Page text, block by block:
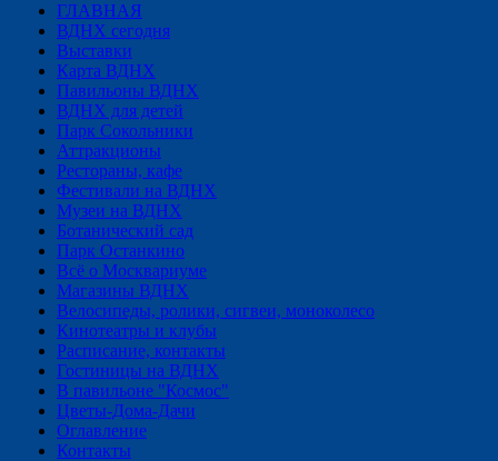
ГЛАВНАЯ
ВДНХ сегодня
Выставки
Карта ВДНХ
Павильоны ВДНХ
ВДНХ для детей
Парк Сокольники
Аттракционы
Рестораны, кафе
Фестивали на ВДНХ
Музеи на ВДНХ
Ботанический сад
Парк Останкино
Всё о Москвариуме
Магазины ВДНХ
Велосипеды, ролики, сигвеи, моноколесо
Кинотеатры и клубы
Расписание, контакты
Гостиницы на ВДНХ
В павильоне "Космос"
Цветы-Дома-Дачи
Оглавление
Контакты